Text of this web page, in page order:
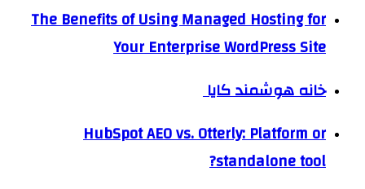
The Benefits of Using Managed Hosting for
Your Enterprise WordPress Site
خانه هوشمند کایا
HubSpot AEO vs. Otterly: Platform or
standalone tool?